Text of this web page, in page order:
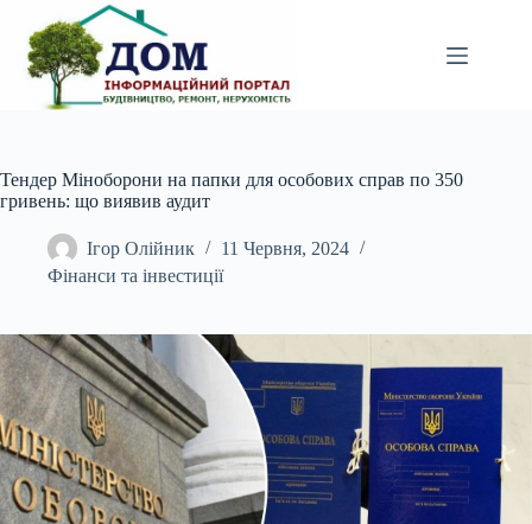
вмісту
Тендер Міноборони на папки для особових справ по 350
гривень: що виявив аудит
Ігор Олійник
11 Червня, 2024
Фінанси та інвестиції